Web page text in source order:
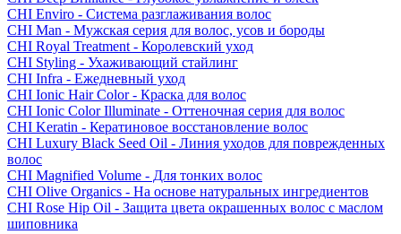
CHI Enviro - Система разглаживания волос
CHI Man - Мужская серия для волос, усов и бороды
CHI Royal Treatment - Королевский уход
CHI Styling - Ухаживающий стайлинг
CHI Infra - Ежедневный уход
CHI Ionic Hair Color - Краска для волос
CHI Ionic Color Illuminate - Оттеночная серия для волос
CHI Keratin - Кератиновое восстановление волос
CHI Luxury Black Seed Oil - Линия уходов для поврежденных
волос
CHI Magnified Volume - Для тонких волос
CHI Olive Organics - На основе натуральных ингредиентов
CHI Rose Hip Oil - Защита цвета окрашенных волос с маслом
шиповника